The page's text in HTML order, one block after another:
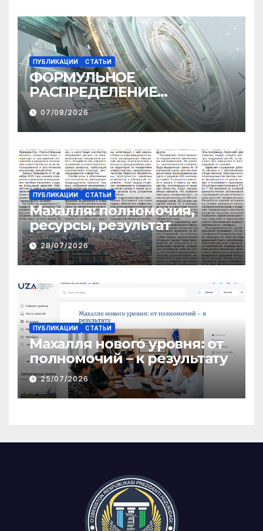
ПУБЛИКАЦИИ СТАТЬИ
ФОРМУЛЬНОЕ
РАСПРЕДЕЛЕНИЕ
МЕЖБЮДЖЕТНЫХ
ТРАНСФЕРТОВ
07/08/2026
ПУБЛИКАЦИИ СТАТЬИ
Махалля:полномочия,
ресурсы, результат
28/07/2026
ПУБЛИКАЦИИ СТАТЬИ
Махалля нового уровня: от
полномочий – к результату
25/07/2026